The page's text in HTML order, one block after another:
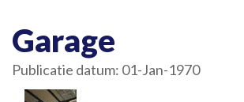
Garage
Publicatie datum: 01-Jan-1970